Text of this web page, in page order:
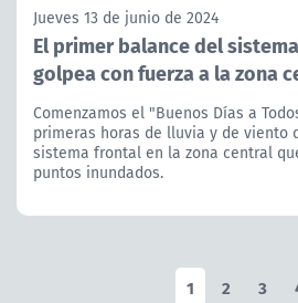
Jueves 13 de junio de 2024
El primer balance del
golpea con fuerza a la zona
Comenzamos el "Buenos Días a
primeras horas de lluvia y de viento
sistema frontal en la zona central
puntos inundados.
1 2 3